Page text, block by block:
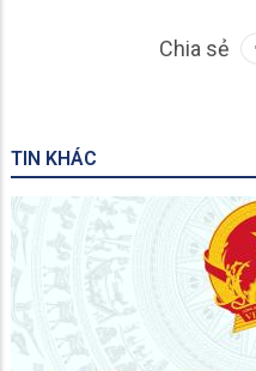
Chia sẻ
TIN KHÁC